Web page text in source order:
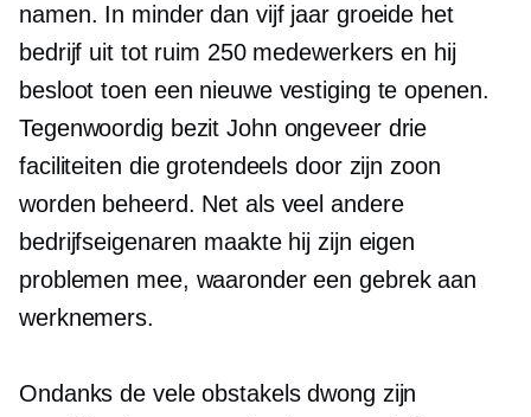
namen. In minder dan vijf jaar groeide het
bedrijf uit tot ruim 250 medewerkers en hij
besloot toen een nieuwe vestiging te openen.
Tegenwoordig bezit John ongeveer drie
faciliteiten die grotendeels door zijn zoon
worden beheerd. Net als veel andere
bedrijfseigenaren maakte hij zijn eigen
problemen mee, waaronder een gebrek aan
werknemers.
Ondanks de vele obstakels dwong zijn